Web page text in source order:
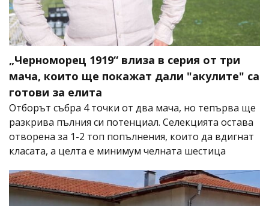
„Черноморец 1919“ влиза в серия от три
мача, които ще покажат дали "акулите" са
готови за елита
Отборът събра 4 точки от два мача, но тепърва ще
разкрива пълния си потенциал. Селекцията остава
отворена за 1-2 топ попълнения, които да вдигнат
класата, а целта е минимум челната шестица